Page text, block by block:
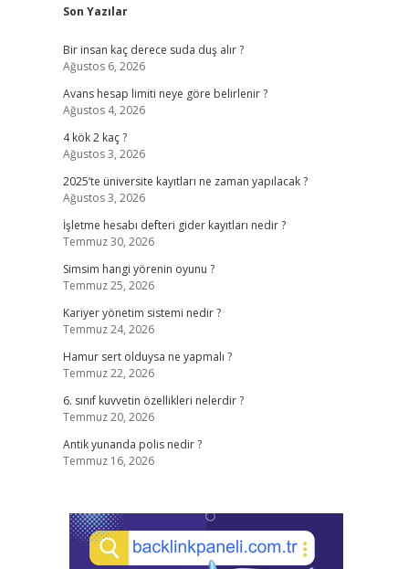
Sidebar
Son Yazılar
Bir insan kaç derece suda duş alır ?
Ağustos 6, 2026
Avans hesap limiti neye göre belirlenir ?
Ağustos 4, 2026
4 kök 2 kaç ?
Ağustos 3, 2026
2025’te üniversite kayıtları ne zaman yapılacak ?
Ağustos 3, 2026
İşletme hesabı defteri gider kayıtları nedir ?
Temmuz 30, 2026
Simsim hangi yörenin oyunu ?
Temmuz 25, 2026
Kariyer yönetim sistemi nedir ?
Temmuz 24, 2026
Hamur sert olduysa ne yapmalı ?
Temmuz 22, 2026
6. sınıf kuvvetin özellikleri nelerdir ?
Temmuz 20, 2026
Antik yunanda polis nedir ?
Temmuz 16, 2026